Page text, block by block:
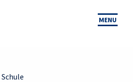
MENU
Schule